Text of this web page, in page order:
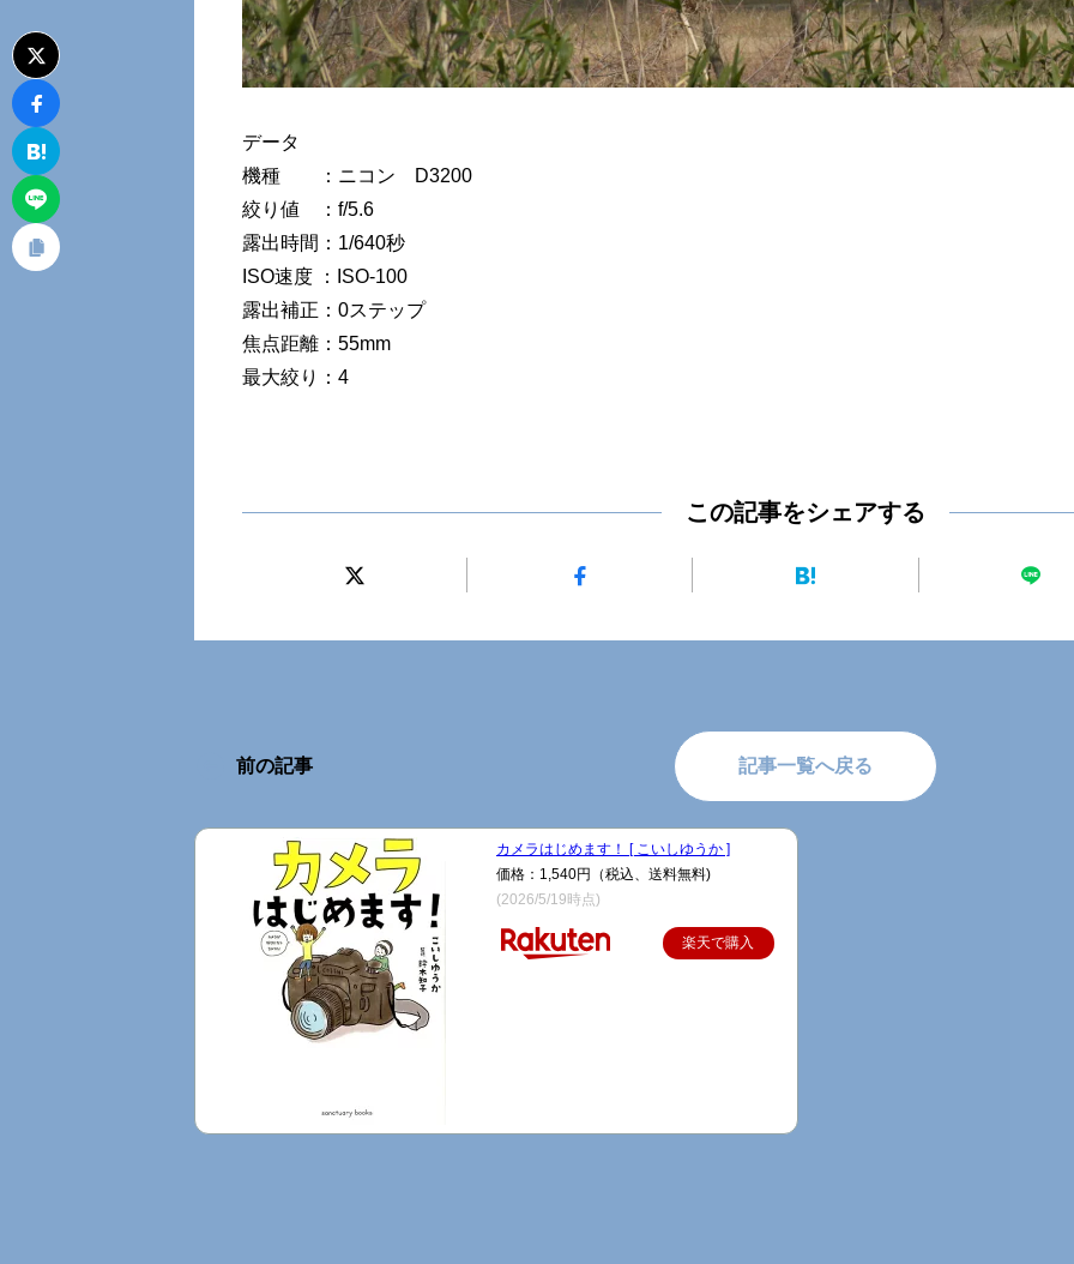
データ
機種 ：ニコン D3200
絞り値 ：f/5.6
露出時間：1/640秒
ISO速度 ：ISO-100
露出補正：0ステップ
焦点距離：55mm
最大絞り：4
この記事をシェアする
前の記事 記事一覧へ戻る
カメラはじめます！ [ こいしゆうか ]
価格：1,540円（税込、送料無料)
(2026/5/19時点)
楽天で購入